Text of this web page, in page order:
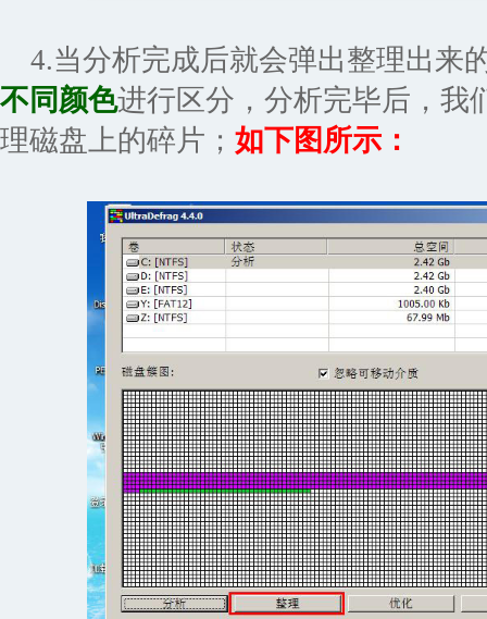
4.当分析完成后就会弹出整理出来
不同颜色进行区分，分析完毕后，我
理磁盘上的碎片； 如下图所示：